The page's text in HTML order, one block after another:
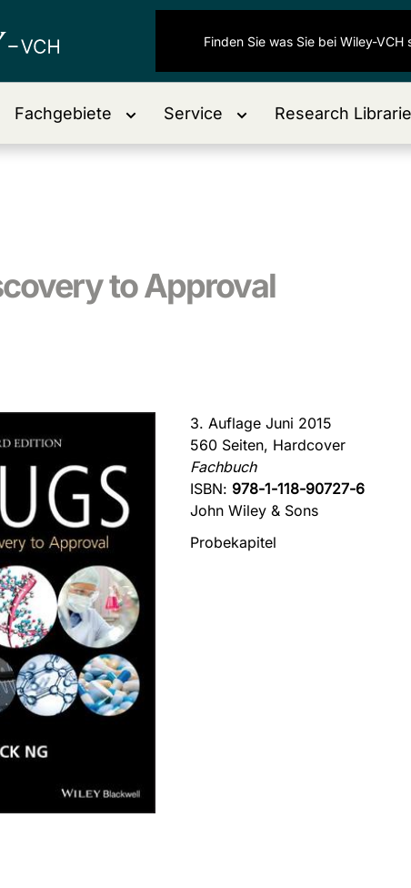
Fachgebiete Service Research
to Approval
3. Auflage Juni 2015
560 Seiten, Hardcover
Fachbuch
ISBN: 978-1-118-90727-6
John Wiley & Sons
Probekapitel